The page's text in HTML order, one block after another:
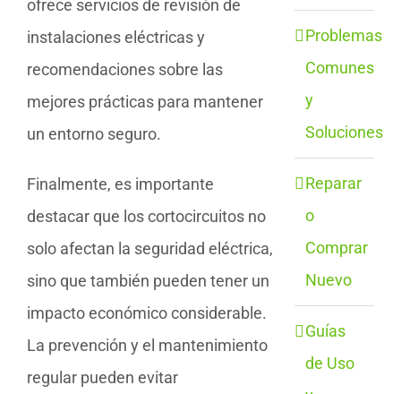
ofrece servicios de revisión de
instalaciones eléctricas y
recomendaciones sobre las
mejores prácticas para mantener
un entorno seguro.
Finalmente, es importante
destacar que los cortocircuitos no
solo afectan la seguridad eléctrica,
sino que también pueden tener un
impacto económico considerable.
La prevención y el mantenimiento
regular pueden evitar
Problemas
Comunes
y
Soluciones
Reparar
o
Comprar
Nuevo
Guías
de Uso